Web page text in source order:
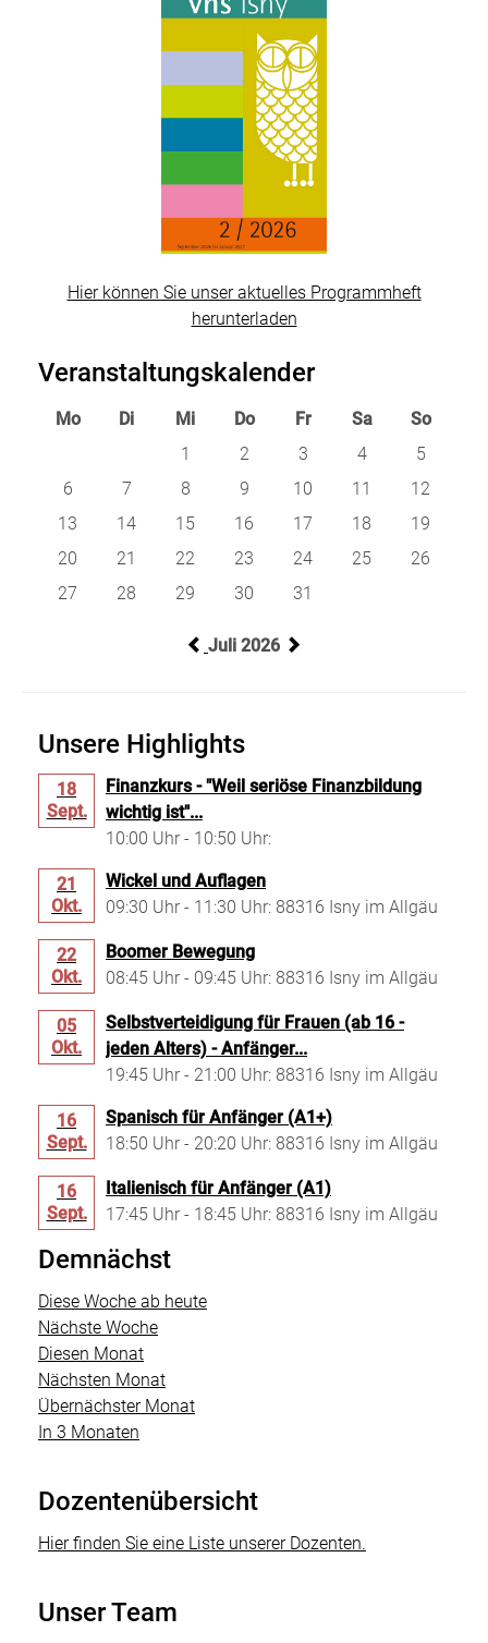
Hier können Sie unser aktuelles Programmheft
herunterladen
Veranstaltungskalender
Mo Di Mi Do Fr Sa
So
1
2 3 4
5
6
7 8 9 10 11
12
13
14 15 16 17 18
19
20
21 22 23 24 25
26
27
28 29 30 31
Juli 2026
Unsere Highlights
18
Sept.
Finanzkurs - "Weil seriöse Finanzbildung
wichtig ist"...
10:00 Uhr - 10:50 Uhr:
21
Okt.
Wickel und Auflagen
09:30 Uhr - 11:30 Uhr: 88316 Isny im Allgäu
22
Okt.
Boomer Bewegung
08:45 Uhr - 09:45 Uhr: 88316 Isny im Allgäu
05
Okt.
Selbstverteidigung für Frauen (ab 16 -
jeden Alters) - Anfänger...
19:45 Uhr - 21:00 Uhr: 88316 Isny im Allgäu
16
Sept.
Spanisch für Anfänger (A1+)
18:50 Uhr - 20:20 Uhr: 88316 Isny im Allgäu
16
Sept.
Italienisch für Anfänger (A1)
17:45 Uhr - 18:45 Uhr: 88316 Isny im Allgäu
Demnächst
Diese Woche ab heute
Nächste Woche
Diesen Monat
Nächsten Monat
Übernächster Monat
In 3 Monaten
Dozentenübersicht
Hier finden Sie eine Liste unserer Dozenten.
Unser Team